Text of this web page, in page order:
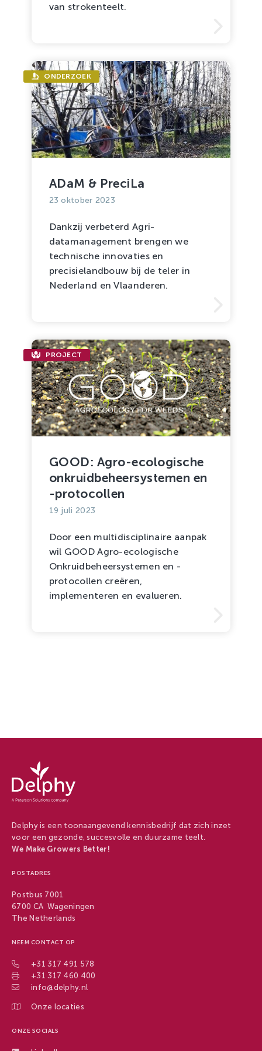
van strokenteelt.
ADaM & PreciLa
23 oktober 2023
Dankzij verbeterd Agri-
datamanagement brengen we
technische innovaties en
precisielandbouw bij de teler in
Nederland en Vlaanderen.
ONDERZOEK
GOOD: Agro-ecologische
onkruidbeheersystemen en
-protocollen
19 juli 2023
Door een multidisciplinaire aanpak
wil GOOD Agro-ecologische
Onkruidbeheersystemen en -
protocollen creëren,
implementeren en evalueren.
PROJECT
Delphy
-
Delphy
Delphy is een toonaangevend kennisbedrijf dat zich inzet
voor een gezonde, succesvolle en duurzame teelt.
We Make Growers Better!
POSTADRES
Postbus 7001
6700 CA Wageningen
The Netherlands
NEEM CONTACT OP
+31 317 491 578
+31 317 460 400
info@delphy.nl
Onze locaties
ONZE SOCIALS